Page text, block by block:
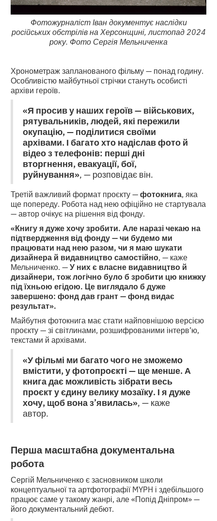
Фотожурналіст Іван документує наслідки
російських обстрілів на Херсонщині, листопад 2024
року. Фото Сергія Мельниченка
Хронометраж запланованого фільму — понад годину.
Особливістю майбутньої стрічки стануть особисті
архіви героїв.
«Я просив у наших героїв — військових,
рятувальників, людей, які пережили
окупацію, — поділитися своїми
архівами. І багато хто надіслав фото й
відео з телефонів: перші дні
вторгнення, евакуації, бої,
руйнування», — розповідає він.
Третій важливий формат проєкту —фотокнига, яка
ще попереду. Робота над нею офіційно не стартувала
— автор очікує на рішення від фонду.
«Книгу я дуже хочу зробити. Але наразі чекаю на
підтвердження від фонду — чи будемо ми
працювати над нею разом, чи я маю шукати
дизайнера й видавництво самостійно, — каже
Мельниченко. —У них є власне видавництво й
дизайнери, тож логічно було б зробити цю книжку
під їхньою егідою. Це виглядало б дуже
завершено: фонд дав грант — фонд видає
результат».
Майбутня фотокнига має стати найповнішою версією
проєкту — зі світлинами, розшифрованими інтерв’ю,
текстами й архівами.
«У фільмі ми багато чого не зможемо
вмістити, у фотопроєкті — ще менше. А
книга дає можливість зібрати весь
проєкт у єдину велику мозаїку. І я дуже
хочу, щоб вона з’явилась», — каже
автор.
Перша масштабна документальна
робота
Сергій Мельниченко є засновником школи
концептуальної та артфотографії MYPH і здебільшого
працює саме у такому жанрі, але «Попід Дніпром» —
його документальний дебют.